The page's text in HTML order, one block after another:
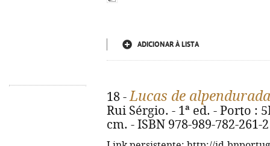
ADICIONAR À LISTA
18 -Lucas de alpendurada
Rui Sérgio. - 1ª ed. - Porto :
cm. - ISBN 978-989-782-261-2